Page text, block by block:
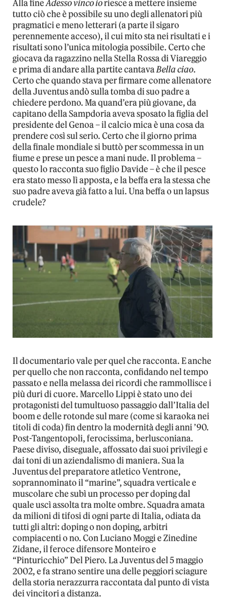
Alla fineAdesso vinco ioriesce a mettere insieme
tutto ciò che è possibile su uno degli allenatori più
pragmatici e meno letterari (a parte il sigaro
perennemente acceso), il cui mito sta nei risultati e i
risultati sono l’unica mitologia possibile. Certo che
giocava da ragazzino nella Stella Rossa di Viareggio
e prima di andare alla partite cantavaBella ciao.
Certo che quando stava per firmare come allenatore
della Juventus andò sulla tomba di suo padre a
chiedere perdono. Ma quand’era più giovane, da
capitano della Sampdoria aveva sposato la figlia del
presidente del Genoa – il calcio mica è una cosa da
prendere così sul serio. Certo che il giorno prima
della finale mondiale si buttò per scommessa in un
fiume e prese un pesce a mani nude. Il problema –
questo lo racconta suo figlio Davide – è che il pesce
era stato messo lì apposta, e la beffa era la stessa che
suo padre aveva già fatto a lui. Una beffa o un lapsus
crudele?
Il documentario vale per quel che racconta. E anche
per quello che non racconta, confidando nel tempo
passato e nella melassa dei ricordi che rammollisce i
più duri di cuore. Marcello Lippi è stato uno dei
protagonisti del tumultuoso passaggio dall’Italia del
boom e delle rotonde sul mare (come si karaoka nei
titoli di coda) fin dentro la modernità degli anni ’90.
Post-Tangentopoli, ferocissima, berlusconiana.
Paese diviso, diseguale, affossato dai suoi privilegi e
dai toni di un aziendalismo di maniera. Sua la
Juventus del preparatore atletico Ventrone,
soprannominato il “marine”, squadra verticale e
muscolare che subì un processo per doping dal
quale uscì assolta tra molte ombre. Squadra amata
da milioni di tifosi di ogni parte di Italia, odiata da
tutti gli altri: doping o non doping, arbitri
compiacenti o no. Con Luciano Moggi e Zinedine
Zidane, il feroce difensore Monteiro e
“Pinturicchio” Del Piero. La Juventus del 5 maggio
2002, e fa strano sentire una delle peggiori sciagure
della storia nerazzurra raccontata dal punto di vista
dei vincitori a distanza.